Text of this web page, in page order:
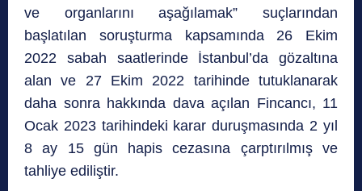
ve organlarını aşağılamak” suçlarından
başlatılan soruşturma kapsamında 26 Ekim
2022 sabah saatlerinde İstanbul’da gözaltına
alan ve 27 Ekim 2022 tarihinde tutuklanarak
daha sonra hakkında dava açılan Fincancı, 11
Ocak 2023 tarihindeki karar duruşmasında 2 yıl
8 ay 15 gün hapis cezasına çarptırılmış ve
tahliye ediliştir.